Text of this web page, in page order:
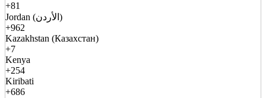
+81
Jordan (الأردن)
+962
Kazakhstan (Казахстан)
+7
Kenya
+254
Kiribati
+686